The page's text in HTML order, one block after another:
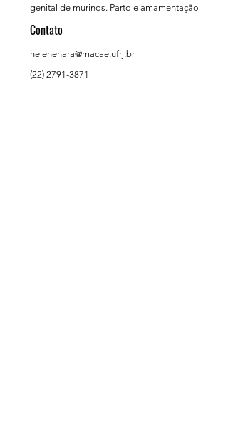
genital de murinos. Parto e amamentação
Contato
helenenara@macae.ufrj.br
(22) 2791-3871